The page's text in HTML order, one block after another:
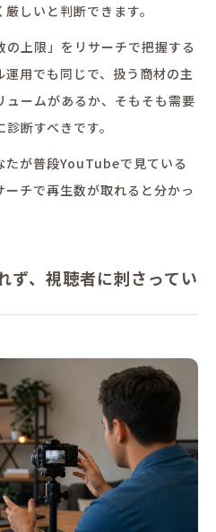
しいと判断できます。
の上限」をリサーチで把握する
用でも同じで、扱う商材の主
ュームがあるか、そもそも需要
断すべきです。
たが普段YouTubeで見ている
チで再生数が取れると分かっ
ず、視聴者に刺さってい